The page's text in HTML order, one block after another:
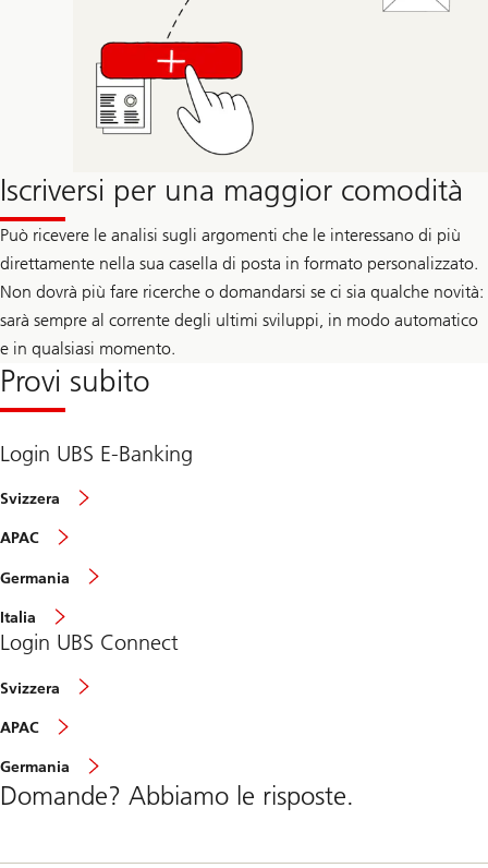
Iscriversi per una maggior comodità
Può ricevere le analisi sugli argomenti che le interessano di più
direttamente nella sua casella di posta in formato personalizzato.
Non dovrà più fare ricerche o domandarsi se ci sia qualche novità:
sarà sempre al corrente degli ultimi sviluppi, in modo automatico
e in qualsiasi momento.
Provi subito
Login UBS E-Banking
Svizzera
APAC
Germania
Italia
Login UBS Connect
Svizzera
APAC
Germania
Domande? Abbiamo le risposte.